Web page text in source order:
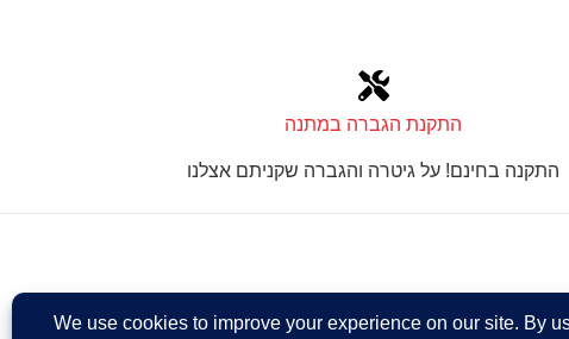
התקנת הגברה במתנה
התקנה בחינם! על גיטרה והגברה שקניתם אצלנו